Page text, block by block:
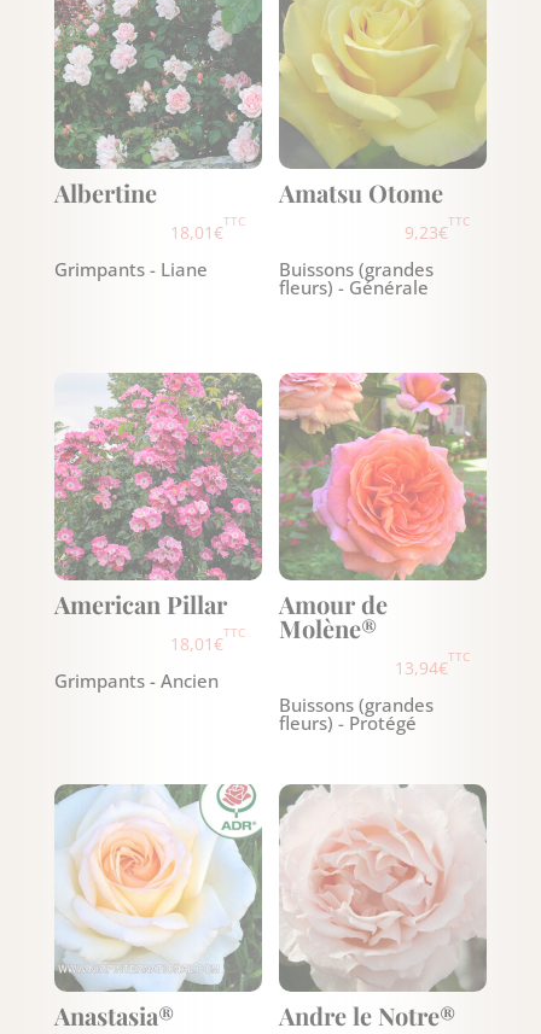
Albertine
18,01€TTC
Grimpants - Liane
Amatsu Otome
9,23€TTC
Buissons (grandes
fleurs) - Générale
American Pillar
18,01€TTC
Grimpants - Ancien
Amour de
Molène®
13,94€TTC
Buissons (grandes
fleurs) - Protégé
Anastasia® Andre le Notre®